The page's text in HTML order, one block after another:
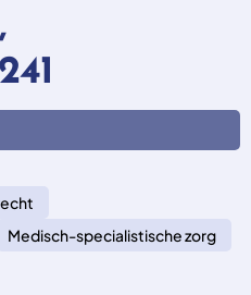
Medisch-specialistische zorg